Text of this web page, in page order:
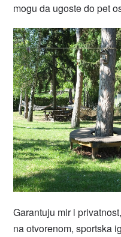
mogu da ugoste do pet
Garantuju mir i
na otvorenom, sportska